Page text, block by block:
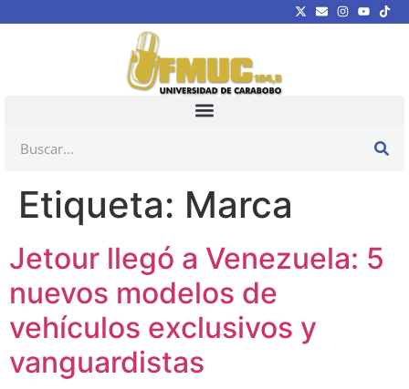
Etiqueta: Marca
Jetour llegó a Venezuela: 5
nuevos modelos de
vehículos exclusivos y
vanguardistas